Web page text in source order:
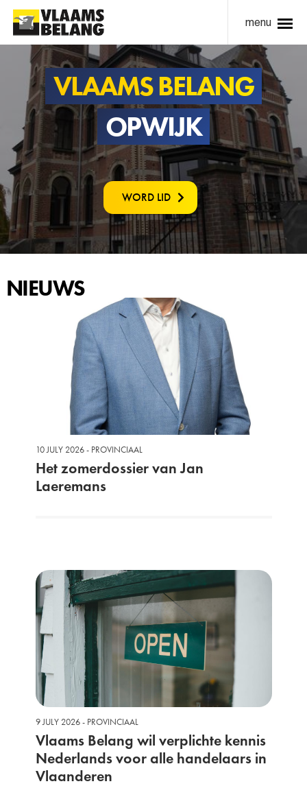
menu
VLAAMS BELANG
OPWIJK
WORD LID
NIEUWS
10 JULY 2026 - PROVINCIAAL
Het zomerdossier van Jan
Laeremans
9 JULY 2026 - PROVINCIAAL
Vlaams Belang wil verplichte kennis
Nederlands voor alle handelaars in
Vlaanderen